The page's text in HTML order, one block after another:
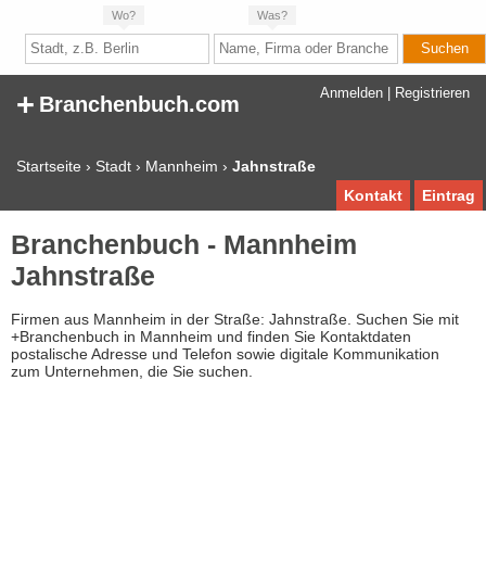
Wo? Was?
Anmelden Registrieren
+ Branchenbuch.com
Startseite › Stadt › Mannheim › Jahnstraße
Eintrag
Kontakt
Branchenbuch - Mannheim
Jahnstraße
Firmen aus Mannheim in der Straße: Jahnstraße. Suchen Sie mit
+Branchenbuch in Mannheim und finden Sie Kontaktdaten
postalische Adresse und Telefon sowie digitale Kommunikation
zum Unternehmen, die Sie suchen.